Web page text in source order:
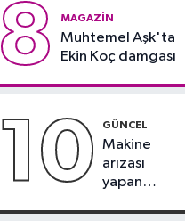
8 MAGAZIN
Muhtemel Aşk'ta
Ekin Koç damgası
10 GÜNCEL
Makine
arızası
yapan